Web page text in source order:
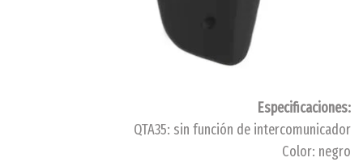
Especificaciones:
QTA35: sin función de intercomunicador
Color: negro